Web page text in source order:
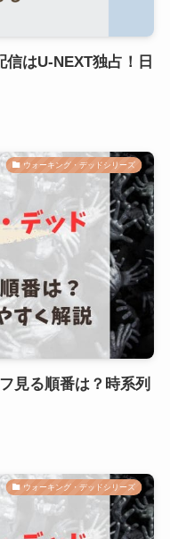
信はU-NEXT独占！日
ウォーキング・デッドシリーズ
見る順番は？時系列
ウォーキング・デッドシリーズ